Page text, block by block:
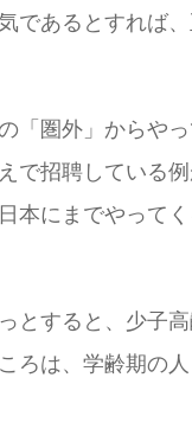
であるとすれば
「圏外」からや
で招聘している
本にまでやって
すると、少子高
ろは、学齢期の